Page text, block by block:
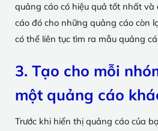
quảng cáo có hiệu quả tốt nhất
cáo đó cho những quảng cáo còn
có thể liên tục tìm ra mẫu quảng
3. Tạo cho mỗi
một quảng cáo
Trước khi hiển thị quảng cáo của